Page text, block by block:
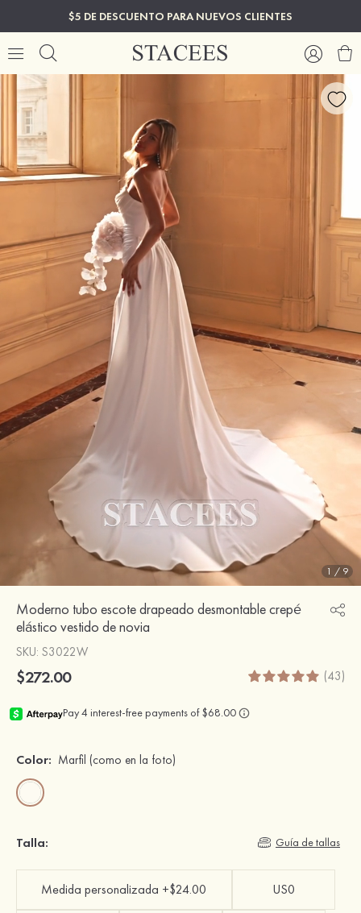
$5 DE DESCUENTO PARA NUEVOS CLIENTES
1 / 9
Moderno tubo escote drapeado desmontable crepé
elástico vestido de novia
SKU: S3022W
$272.00 (43)
Color: Marfil (como en la foto)
Talla: Guía de tallas
Medida personalizada +$24.00 US0